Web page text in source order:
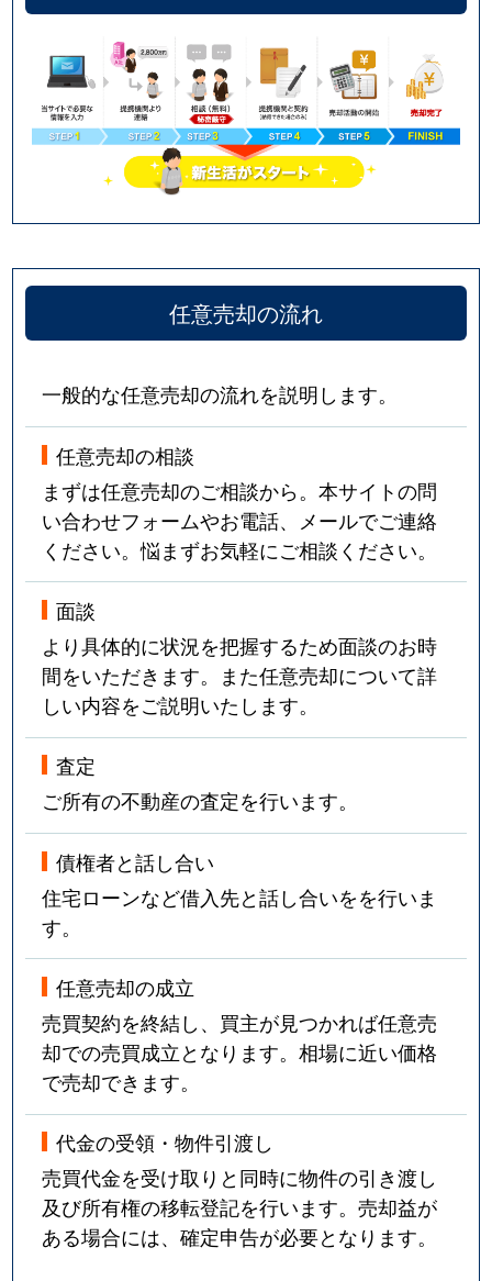
任意売却の流れ
一般的な任意売却の流れを説明します。
任意売却の相談
まずは任意売却のご相談から。本サイトの問
い合わせフォームやお電話、メールでご連絡
ください。悩まずお気軽にご相談ください。
面談
より具体的に状況を把握するため面談のお時
間をいただきます。また任意売却について詳
しい内容をご説明いたします。
査定
ご所有の不動産の査定を行います。
債権者と話し合い
住宅ローンなど借入先と話し合いをを行いま
す。
任意売却の成立
売買契約を終結し、買主が見つかれば任意売
却での売買成立となります。相場に近い価格
で売却できます。
代金の受領・物件引渡し
売買代金を受け取りと同時に物件の引き渡し
及び所有権の移転登記を行います。売却益が
ある場合には、確定申告が必要となります。